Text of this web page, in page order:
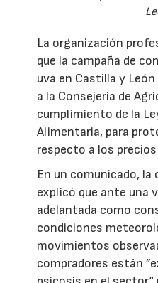
La organización
que la campaña de
uva en Castilla y
a la Consejería de
cumplimiento de la
Alimentaria, para
respecto a los
En un comunicado,
explicó que ante una
adelantada como
condiciones
movimientos
compradores están